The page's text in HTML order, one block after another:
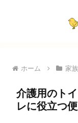
ホーム 家
介護用のト
レに役立つ